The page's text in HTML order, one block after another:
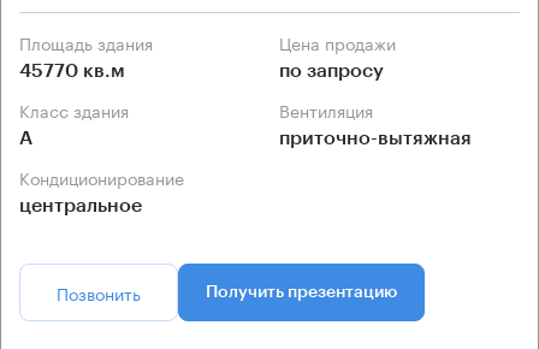
Площадь здания
45770 кв.м
Цена продажи
по запросу
Класс здания
А
Вентиляция
приточно-вытяжная
Кондиционирование
центральное
Позвонить Получить презентацию